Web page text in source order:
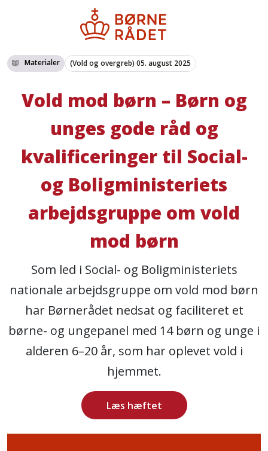
Materialer (Vold og overgreb) 05. august 2025
Vold mod børn – Børn og
unges gode råd og
kvalificeringer til Social-
og Boligministeriets
arbejdsgruppe om vold
mod børn
Som led i Social- og Boligministeriets
nationale arbejdsgruppe om vold mod børn
har Børnerådet nedsat og faciliteret et
børne- og ungepanel med 14 børn og unge i
alderen 6–20 år, som har oplevet vold i
hjemmet.
Læs hæftet